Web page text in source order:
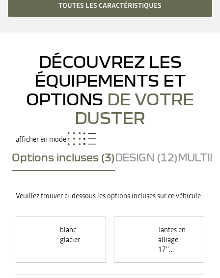
TOUTES LES CARACTÉRISTIQUES
DÉCOUVREZ LES
ÉQUIPEMENTS ET
OPTIONS DE VOTRE
DUSTER
afficher en mode
Options incluses (3)DESIGN (12)
Veuillez trouver ci-dessous les options incluses sur ce véhicule
blanc
glacier
Jantes en
alliage
17''